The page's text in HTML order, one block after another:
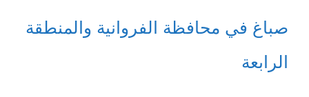
صباغ في محافظة الفروانية والمنطقة
الرابعة